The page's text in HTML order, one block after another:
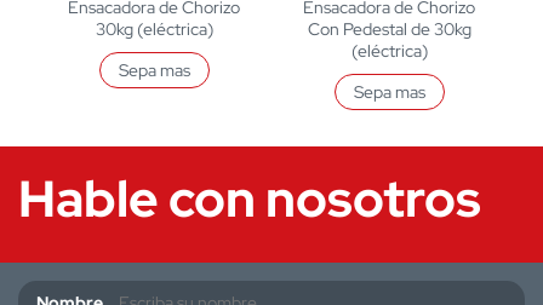
Ensacadora de Chorizo
30kg (eléctrica)
Sepa mas
Ensacadora de Chorizo
Con Pedestal de 30kg
(eléctrica)
Sepa mas
Hable con nosotros